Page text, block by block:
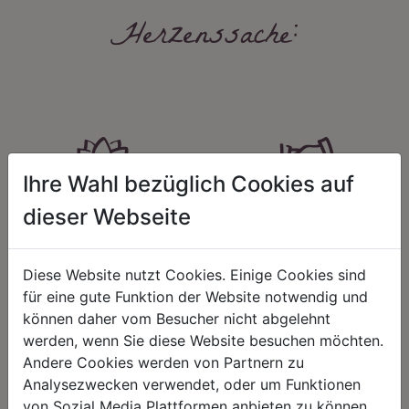
Herzenssache:
HARMONIE
schenken natürliche, stilvolle
Momente für harmonische Stunden
zu Hause – den Ort, an dem
Menschen sich geborgen fühlen und
positive Energie schöpfen.
fair – im Hinblick auf unsere
Kalkulation, angemessene
Entlohnung und unsere
nachhaltigen, gewachsenen
Geschäftsbeziehungen.
Ihre Wahl bezüglich Cookies auf
dieser Webseite
Diese Website nutzt Cookies. Einige Cookies sind
für eine gute Funktion der Website notwendig und
können daher vom Besucher nicht abgelehnt
werden, wenn Sie diese Website besuchen möchten.
Andere Cookies werden von Partnern zu
Analysezwecken verwendet, oder um Funktionen